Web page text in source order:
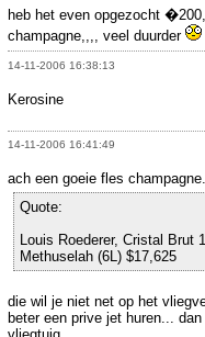
heb het even opgezocht
champagne,,,, veel duurder
14-11-2006 16:38:13
Kerosine
14-11-2006 16:41:49
ach een goeie fles
Quote:
Louis Roederer, Cristal Brut
Methuselah (6L) $17,625
die wil je niet net op het
beter een prive jet huren...